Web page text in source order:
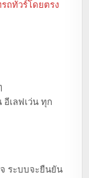
ถทัวร์โดยตรง
อีเลฟเว่น ทุก
จ ระบบจะยืนยัน